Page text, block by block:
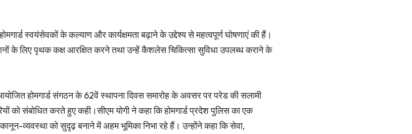
स्वयंसेवकों के कल्याण और कार्यक्षमता बढ़ाने के उद्देश्य से महत्वपूर्ण घोषणाएं की हैं।
के लिए पृथक कक्ष आरक्षित करने तथा उन्हें कैशलेस चिकित्सा सुविधा उपलब्ध कराने के
होमगार्ड संगठन के 62वें स्थापना दिवस समारोह के अवसर पर परेड की सलामी
को संबोधित करते हुए कही।सीएम योगी ने कहा कि होमगार्ड प्रदेश पुलिस का एक
व्यवस्था को सुदृढ़ बनाने में अहम भूमिका निभा रहे हैं। उन्होंने कहा कि सेवा,